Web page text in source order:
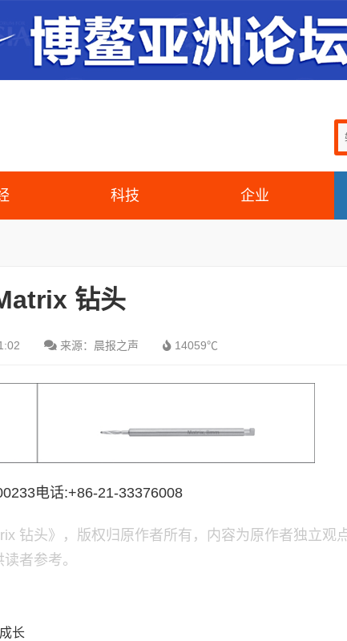
科技 企业
钻头
来源：晨报之声 14059℃
电话:+86-21-33376008
钻头》，版权归原作者所有，内容为原作者独立观
者参考。
长